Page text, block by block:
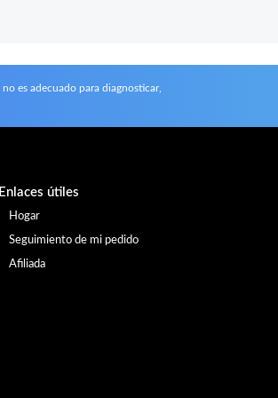
es adecuado para diagnosticar,
Enlaces útiles
Hogar
Seguimiento de mi pedido
Afiliada